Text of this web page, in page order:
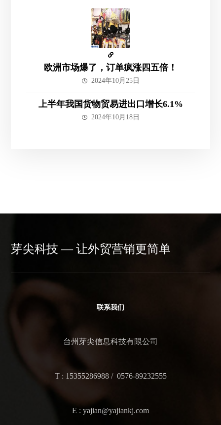
欧洲市场爆了，订单疯涨四五倍！
2024年10月25日
上半年我国货物贸易进出口增长6.1%
2024年10月18日
芽尖科技 — 让外贸营销更简单
联系我们
台州芽尖信息科技有限公司
T : 15355286988 / 0576-89232555
E : yajian@yajiankj.com